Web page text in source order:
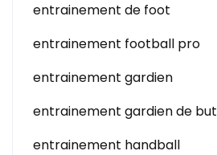
entrainement de foot
entrainement football pro
entrainement gardien
entrainement gardien de but
entrainement handball